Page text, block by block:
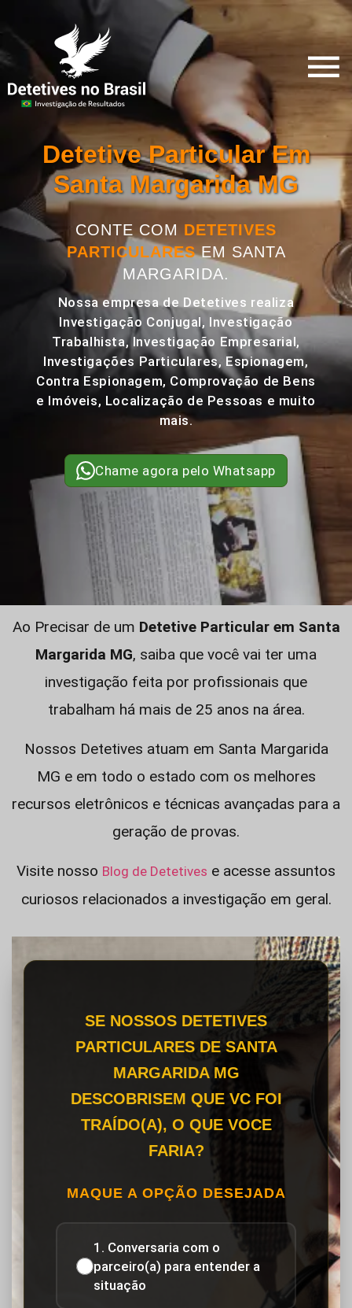
Detetive Particular Em
Santa Margarida MG
CONTE COM DETETIVES
PARTICULARESEM SANTA
MARGARIDA.
Nossa empresa de Detetives realiza
Investigação Conjugal, Investigação
Trabalhista, Investigação Empresarial,
Investigações Particulares, Espionagem,
Contra Espionagem, Comprovação de Bens
e Imóveis, Localização de Pessoas e muito
mais.
Chame agora pelo Whatsapp
Ao Precisar de um Detetive Particular em Santa
Margarida MG, saiba que você vai ter uma
investigação feita por profissionais que
trabalham há mais de 25 anos na área.
Nossos Detetives atuam em Santa Margarida
MG e em todo o estado com os melhores
recursos eletrônicos e técnicas avançadas para a
geração de provas.
Visite nosso Blog de Detetives e acesse assuntos
curiosos relacionados a investigação em geral.
SE NOSSOS DETETIVES
PARTICULARES DE SANTA
MARGARIDA MG
DESCOBRISEM QUE VC FOI
TRAÍDO(A), O QUE VOCE
FARIA?
MAQUE A OPÇÃO DESEJADA
1. Conversaria com o
parceiro(a) para entender a
situação